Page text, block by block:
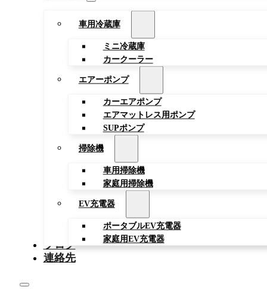
車用冷蔵庫
ミニ冷蔵庫
カークーラー
エアーポンプ
カーエアポンプ
エアマットレス用ポンプ
SUPポンプ
掃除機
車用掃除機
家庭用掃除機
EV充電器
ポータブルEV充電器
家庭用EV充電器
ブログ
連絡先